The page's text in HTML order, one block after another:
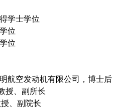
学士学位
学位
学位
航空发动机有限公司，博士后
授、副所长
、副院长